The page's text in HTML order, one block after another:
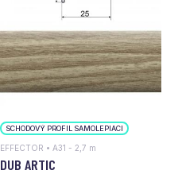
SCHODOVÝ PROFIL SAMOLEPIACI
EFFECTOR • A31 - 2,7 m
DUB ARTIC